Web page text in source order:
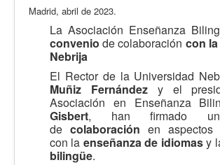
Madrid, abril de 2023.
La Asociación Enseñanza
convenio de colaboración con
Nebrija
El Rector de la Universidad
Muñiz Fernándezy el
Asociación en Enseñanza
Gisbert, han firmado un
de colaboración en aspectos
con la enseñanza de idiomasy
bilingüe.